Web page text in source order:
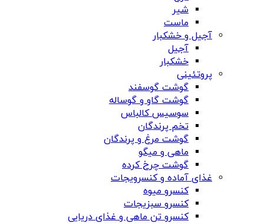
شیر
ماست
آجیل و خشکبار
آجیل
خشکبار
پروتئینی
گوشت گوسفند
گوشت گاو و گوساله
سوسیس کالباس
تخم پرندگان
گوشت مرغ و پرندگان
ماهی و میگو
گوشت چرخ کرده
غذای آماده و کنسرویجات
کنسرو میوه
کنسرو سبزیجات
کنسرو تن ماهی و غذای دریایی